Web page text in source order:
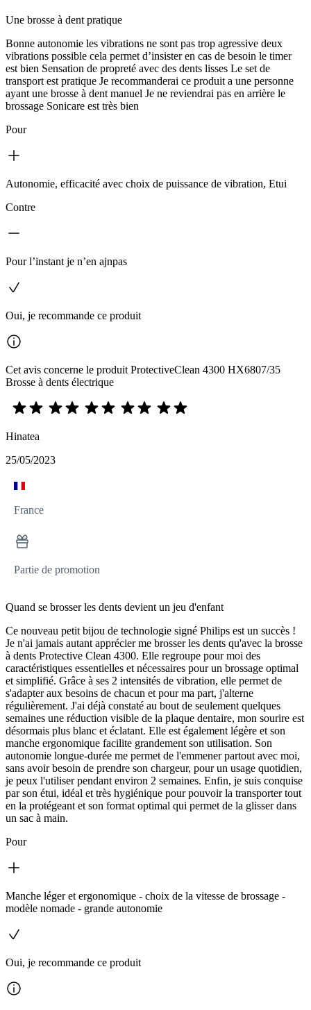
Une brosse à dent pratique
Bonne autonomie les vibrations ne sont pas trop agressive deux
vibrations possible cela permet d’insister en cas de besoin le timer
est bien Sensation de propreté avec des dents lisses Le set de
transport est pratique Je recommanderai ce produit a une personne
ayant une brosse à dent manuel Je ne reviendrai pas en arrière le
brossage Sonicare est très bien
Pour
Autonomie, efficacité avec choix de puissance de vibration, Etui
Contre
Pour l’instant je n’en ajnpas
Oui, je recommande ce produit
Cet avis concerne le produit ProtectiveClean 4300 HX6807/35
Brosse à dents électrique
Hinatea
25/05/2023
France
Partie de promotion
Quand se brosser les dents devient un jeu d'enfant
Ce nouveau petit bijou de technologie signé Philips est un succès !
Je n'ai jamais autant apprécier me brosser les dents qu'avec la brosse
à dents Protective Clean 4300. Elle regroupe pour moi des
caractéristiques essentielles et nécessaires pour un brossage optimal
et simplifié. Grâce à ses 2 intensités de vibration, elle permet de
s'adapter aux besoins de chacun et pour ma part, j'alterne
régulièrement. J'ai déjà constaté au bout de seulement quelques
semaines une réduction visible de la plaque dentaire, mon sourire est
désormais plus blanc et éclatant. Elle est également légère et son
manche ergonomique facilite grandement son utilisation. Son
autonomie longue-durée me permet de l'emmener partout avec moi,
sans avoir besoin de prendre son chargeur, pour un usage quotidien,
je peux l'utiliser pendant environ 2 semaines. Enfin, je suis conquise
par son étui, idéal et très hygiénique pour pouvoir la transporter tout
en la protégeant et son format optimal qui permet de la glisser dans
un sac à main.
Pour
Manche léger et ergonomique - choix de la vitesse de brossage -
modèle nomade - grande autonomie
Oui, je recommande ce produit